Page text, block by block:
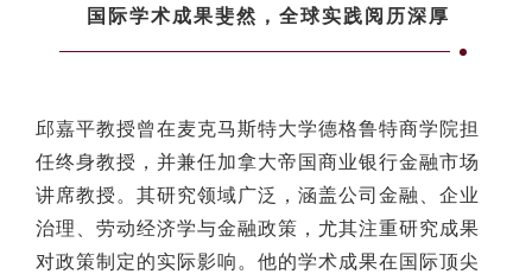
国际学术成果斐然，全球实践阅历深厚
邱嘉平教授曾在麦克马斯特大学德格鲁特商学院担
任终身教授，并兼任加拿大帝国商业银行金融市场
讲席教授。其研究领域广泛，涵盖公司金融、企业
治理、劳动经济学与金融政策，尤其注重研究成果
对政策制定的实际影响。他的学术成果在国际顶尖